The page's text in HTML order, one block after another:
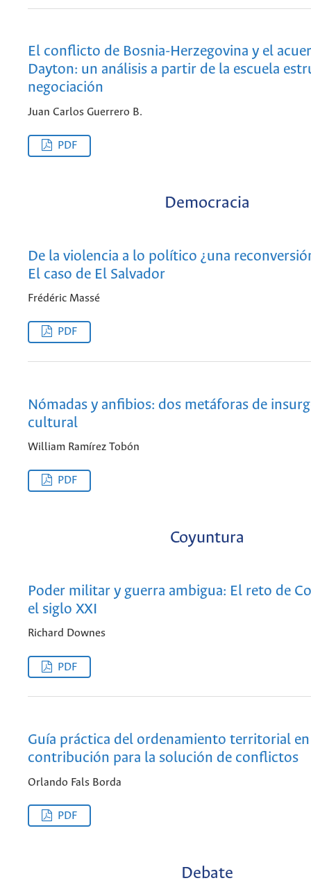
El conflicto de Bosnia-Herzegovina y el
Dayton: un análisis a partir de la escuela
negociación
Juan Carlos Guerrero B.
PDF
Democracia
De la violencia a lo político ¿una
El caso de El Salvador
Frédéric Massé
PDF
Nómadas y anfibios: dos metáforas de
cultural
William Ramírez Tobón
PDF
Coyuntura
Poder militar y guerra ambigua: El reto de
el siglo XXI
Richard Downes
PDF
Guía práctica del ordenamiento territorial
contribución para la solución de conflictos
Orlando Fals Borda
PDF
Debate